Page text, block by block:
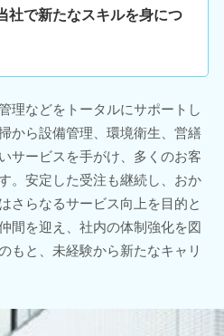
社で新たなスキルを身につ
理などをトータルにサポートし
から設備管理、環境衛生、営繕
サービスを手がけ、多くのお客
。安定した受注も継続し、おか
さらなるサービス向上を目的と
間を迎え、社内の体制強化を図
もと、未経験から新たなキャリ